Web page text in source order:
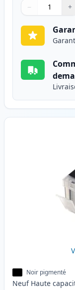
Quantité
Utilisez les
− +
Quantité
Noir pigmenté
Neuf Haute